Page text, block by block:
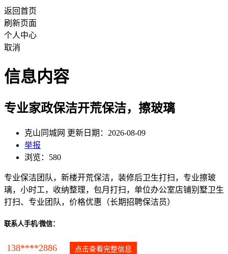
返回首页
刷新页面
个人中心
取消
信息内容
专业家政保洁开荒保洁，擦玻璃
克山同城网 更新日期：2026-08-09
举报
浏览：580
专业保洁团队，新楼开荒保洁，装修后卫生打扫，专业擦玻
璃，小时工，收纳整理，包月打扫，单位办公室店铺别墅卫生
打扫、专业团队，价格优惠（长期招聘保洁员）
联系人手机/微信：
138****2886 点击查看完整信息